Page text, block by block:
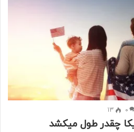
0
13
چقدر طول میکشد